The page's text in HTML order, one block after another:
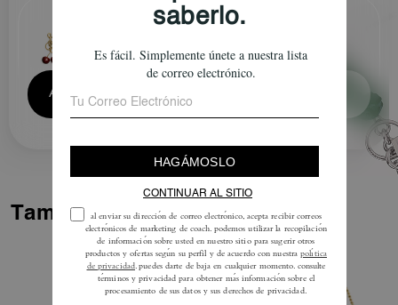
Add Charm to Cart
También Te Puede Gustar